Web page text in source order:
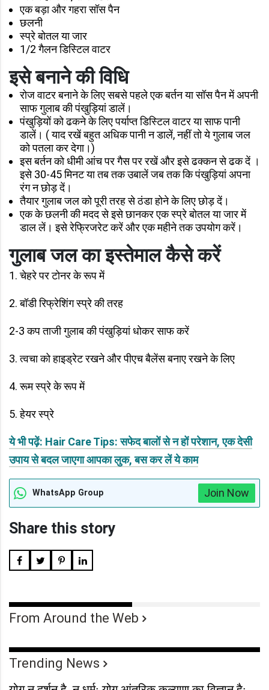
एक बड़ा और गहरा सॉस पैन
छलनी
स्प्रे बोतल या जार
1/2 गैलन डिस्टिल वाटर
इसे बनाने की विधि
रोज वाटर बनाने के लिए सबसे पहले एक बर्तन या सॉस पैन में अपनी
साफ गुलाब की पंखुड़ियां डालें।
पंखुड़ियों को ढकने के लिए पर्याप्त डिस्टिल वाटर या साफ पानी
डालें। ( याद रखें बहुत अधिक पानी न डालें, नहीं तो ये गुलाब जल
को पतला कर देगा।)
इस बर्तन को धीमी आंच पर गैस पर रखें और इसे ढक्कन से ढक दें ।
इसे 30-45 मिनट या तब तक उबालें जब तक कि पंखुड़ियां अपना
रंग न छोड़ दें।
तैयार गुलाब जल को पूरी तरह से ठंडा होने के लिए छोड़ दें।
एक के छलनी की मदद से इसे छानकर एक स्प्रे बोतल या जार में
डाल लें। इसे रेफ्रिजरेट करें और एक महीने तक उपयोग करें।
गुलाब जल का इस्तेमाल कैसे करें
1. चेहरे पर टोनर के रूप में
2. बॉडी रिफ्रेशिंग स्प्रे की तरह
2-3 कप ताजी गुलाब की पंखुड़ियां धोकर साफ करें
3. त्वचा को हाइड्रेट रखने और पीएच बैलेंस बनाए रखने के लिए
4. रूम स्प्रे के रूप में
5. हेयर स्प्रे
ये भी पढ़ें: Hair Care Tips: सफेद बालों से न हों परेशान, एक देसी
उपाय से बदल जाएगा आपका लुक, बस कर लें ये काम
WhatsApp Group Join Now
Share this story
From Around the Web
Trending News